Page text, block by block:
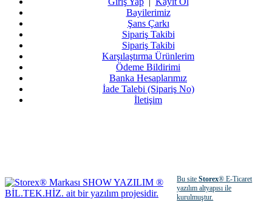
Bayilerimiz
Şans Çarkı
Sipariş Takibi
Sipariş Takibi
Karşılaştırma Ürünlerim
Ödeme Bildirimi
Banka Hesaplarımız
İade Talebi (Sipariş No)
İletişim
Bu siteStorex® E-Ticaret
yazılım altyapısı ile
kurulmuştur.